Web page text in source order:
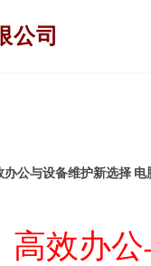
公司
办公与设备维护新选择
高效办